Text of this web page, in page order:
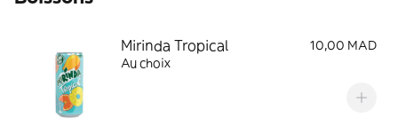
Mirinda Tropical
10,00 MAD
Au choix